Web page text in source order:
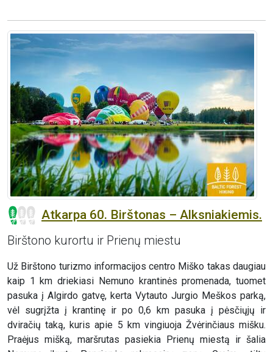
Atkarpa 60. Birštonas – Alksniakiemis.
Birštono kurortu ir Prienų miestu
Už Birštono turizmo informacijos centro Miško takas daugiau
kaip 1 km driekiasi Nemuno krantinės promenada, tuomet
pasuka į Algirdo gatvę, kerta Vytauto Jurgio Meškos parką,
vėl sugrįžta į krantinę ir po 0,6 km pasuka į pėsčiųjų ir
dviračių taką, kuris apie 5 km vingiuoja Žvėrinčiaus mišku.
Praėjus mišką, maršrutas pasiekia Prienų miestą ir šalia